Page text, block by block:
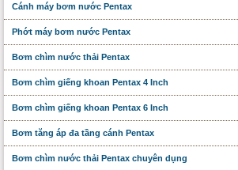
Cánh máy bơm nước Pentax
Phớt máy bơm nước Pentax
Bơm chìm nước thải Pentax
Bơm chìm giếng khoan Pentax 4 Inch
Bơm chìm giếng khoan Pentax 6 Inch
Bơm tăng áp đa tầng cánh Pentax
Bơm chìm nước thải Pentax chuyên dụng